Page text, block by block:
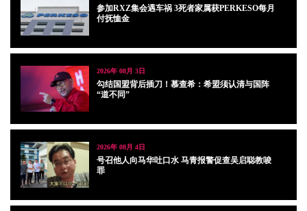
参加RXZ集会遇车祸 3死者家属获PERKESO每月
付抚恤金
2026年 08月 3日
勾结国盟背后插刀！慕查希：希盟须认清与国阵
“道不同”
2026年 08月 4日
号召他人向马华吐口水 马青报警促查吴启聪教唆
罪